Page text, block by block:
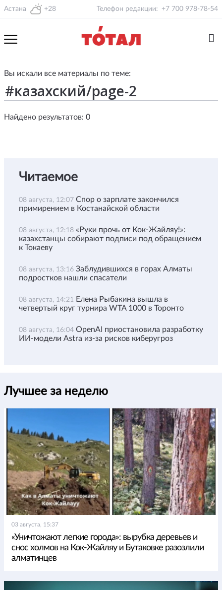
Астана +28 Телефон редакции: +7 700 978-78-54
Вы искали все материалы по теме:
Найдено результатов: 0
Читаемое
08 августа, 12:07 Спор о зарплате закончился
примирением в Костанайской области
08 августа, 12:18 «Руки прочь от Кок-Жайляу!»:
казахстанцы собирают подписи под обращением
к Токаеву
08 августа, 13:16 Заблудившихся в горах Алматы
подростков нашли спасатели
08 августа, 14:21 Елена Рыбакина вышла в
четвертый круг турнира WTA 1000 в Торонто
08 августа, 16:04 OpenAI приостановила разработку
ИИ-модели Astra из-за рисков киберугроз
Лучшее за неделю
03 августа, 15:37
«Уничтожают легкие города»: вырубка деревьев и
снос холмов на Кок-Жайляу и Бутаковке разозлили
алматинцев